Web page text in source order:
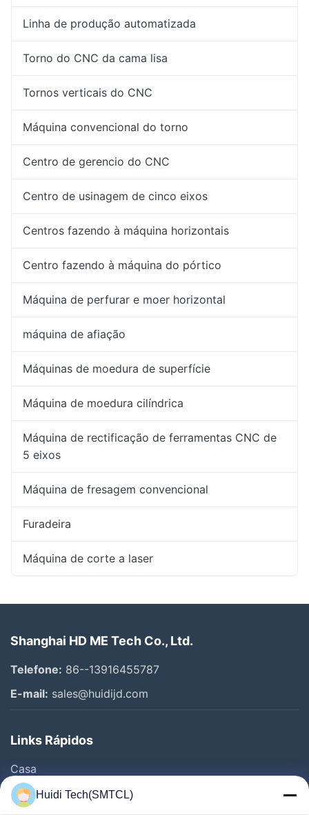
Linha de produção automatizada
Torno do CNC da cama lisa
Tornos verticais do CNC
Máquina convencional do torno
Centro de gerencio do CNC
Centro de usinagem de cinco eixos
Centros fazendo à máquina horizontais
Centro fazendo à máquina do pórtico
Máquina de perfurar e moer horizontal
máquina de afiação
Máquinas de moedura de superfície
Máquina de moedura cilíndrica
Máquina de rectificação de ferramentas CNC de
5 eixos
Máquina de fresagem convencional
Furadeira
Máquina de corte a laser
Shanghai HD ME Tech Co., Ltd.
Telefone: 86--13916455787
E-mail: sales@huidijd.com
Links Rápidos
Casa
ProdutosHuidi Tech(SMTCL)